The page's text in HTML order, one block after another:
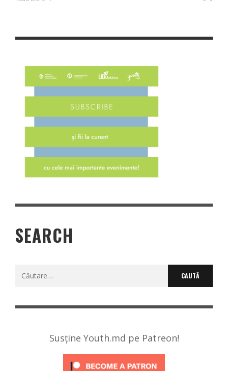
SEARCH
Caută
Susține Youth.md pe Patreon!